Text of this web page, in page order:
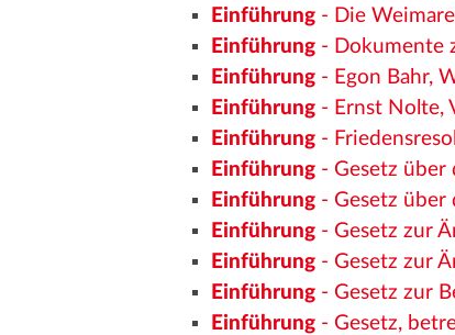
Einführung - Die
Einführung - Dokumente
Einführung - Egon Bahr,
Einführung - Ernst Nolte,
Einführung -
Einführung - Gesetz über
Einführung - Gesetz über
Einführung - Gesetz zur
Einführung - Gesetz zur
Einführung - Gesetz zur
Einführung - Gesetz,